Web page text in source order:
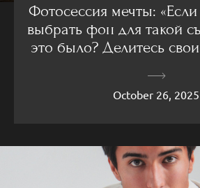
Фотосессия мечты:
выбрать фон для такой
это было? Делитесь
October 26, 2025